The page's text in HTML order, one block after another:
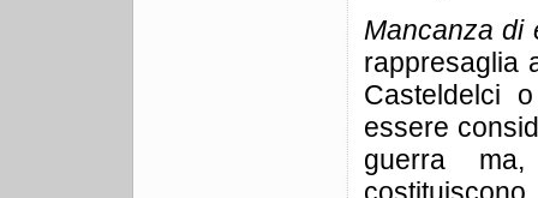
Mancanza
rappresaglia
Casteldelci
essere
guerra